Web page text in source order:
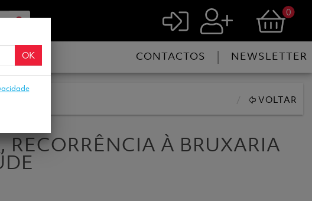
0
NEWSLETTER
CONTACTOS
VOLTAR
À BRUXARIA
OK